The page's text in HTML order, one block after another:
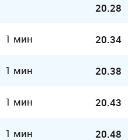
20.28
1 мин 20.34
1 мин 20.38
1 мин 20.43
1 мин 20.48